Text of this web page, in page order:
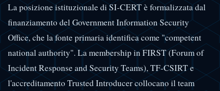
La posizione istituzionale di SI-CERT è formalizzata dal
finanziamento del Government Information Security
Office, che la fonte primaria identifica come "competent
national authority". La membership in FIRST (Forum of
Incident Response and Security Teams), TF-CSIRT e
l'accreditamento Trusted Introducer collocano il team